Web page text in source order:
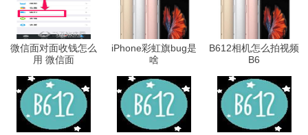
微信面对面收钱怎么
用 微信面
iPhone彩虹旗bug是
啥
B612相机怎么拍视频
B6